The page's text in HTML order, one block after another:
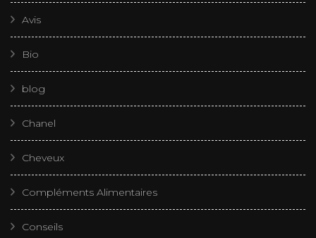
Avis
Bio
blog
Chanel
Cheveux
Compléments Alimentaires
Conseils